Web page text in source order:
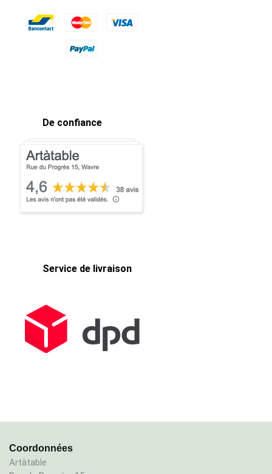
De confiance
Service de livraison
Coordonnées
Artàtable